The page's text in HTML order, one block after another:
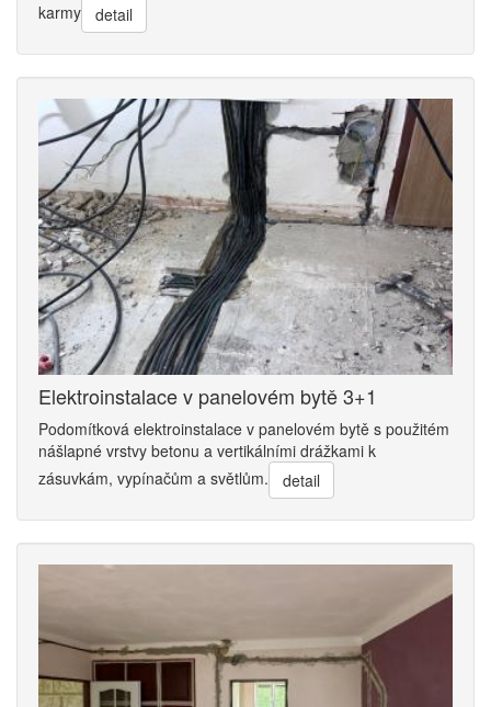
karmy
detail
Elektroinstalace v panelovém bytě 3+1
Podomítková elektroinstalace v panelovém bytě s použitém
nášlapné vrstvy betonu a vertikálními drážkami k
zásuvkám, vypínačům a světlům.
detail